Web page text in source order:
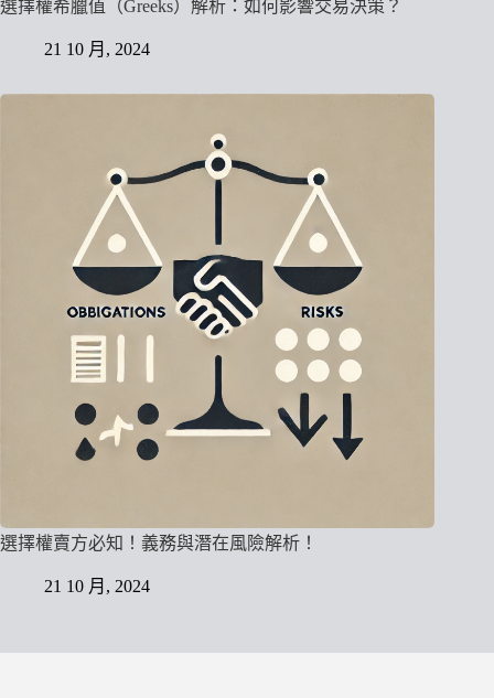
選擇權希臘值（Greeks）解析：如何影響交易決策？
21 10 月, 2024
選擇權賣方必知！義務與潛在風險解析！
21 10 月, 2024